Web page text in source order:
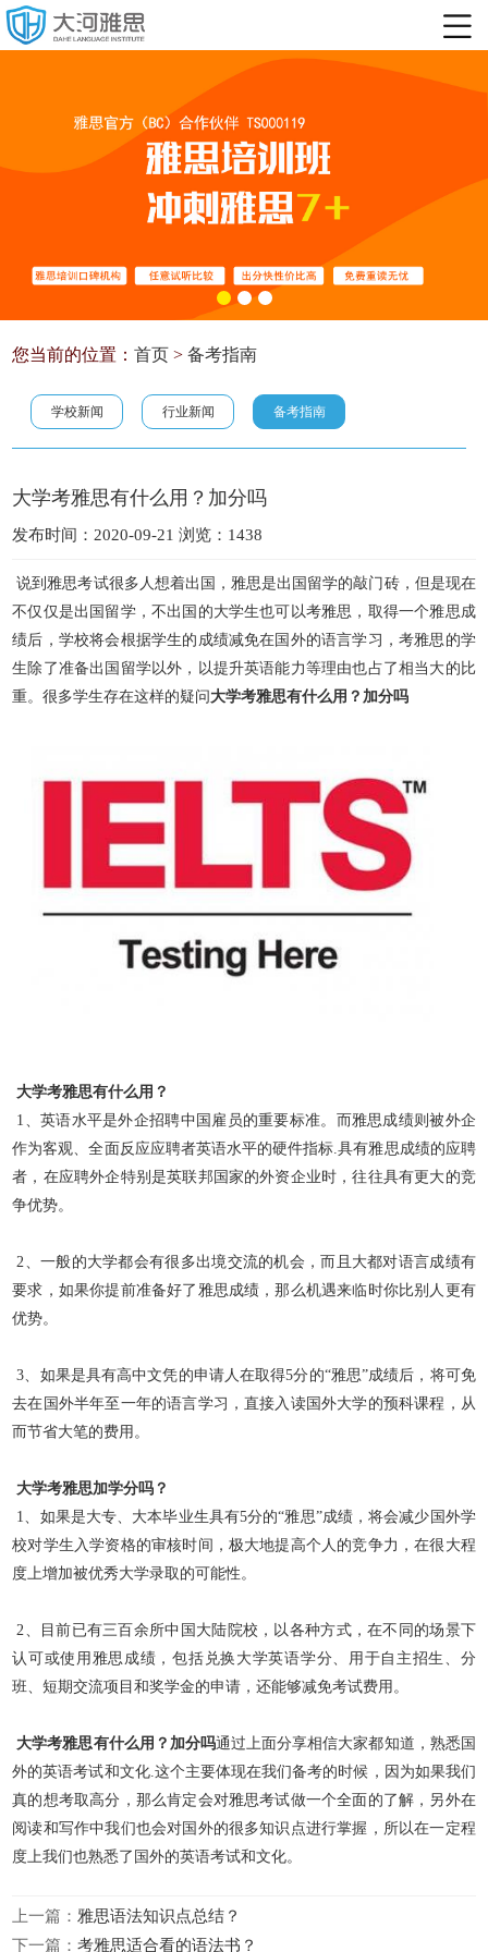
您当前的位置：首页 >备考指南
学校新闻 行业新闻 备考指南
大学考雅思有什么用？加分吗
发布时间：2020-09-21 浏览：1438
说到雅思考试很多人想着出国，雅思是出国留学的敲门砖，但是现在
不仅仅是出国留学，不出国的大学生也可以考雅思，取得一个雅思成
绩后，学校将会根据学生的成绩减免在国外的语言学习，考雅思的学
生除了准备出国留学以外，以提升英语能力等理由也占了相当大的比
重。很多学生存在这样的疑问 大学考雅思有什么用？加分吗
大学考雅思有什么用？
1、英语水平是外企招聘中国雇员的重要标准。而雅思成绩则被外企
作为客观、全面反应应聘者英语水平的硬件指标.具有雅思成绩的应聘
者，在应聘外企特别是英联邦国家的外资企业时，往往具有更大的竞
争优势。
2、一般的大学都会有很多出境交流的机会，而且大都对语言成绩有
要求，如果你提前准备好了雅思成绩，那么机遇来临时你比别人更有
优势。
3、如果是具有高中文凭的申请人在取得5分的“雅思”成绩后，将可免
去在国外半年至一年的语言学习，直接入读国外大学的预科课程，从
而节省大笔的费用。
大学考雅思加学分吗？
1、如果是大专、大本毕业生具有5分的“雅思”成绩，将会减少国外学
校对学生入学资格的审核时间，极大地提高个人的竞争力，在很大程
度上增加被优秀大学录取的可能性。
2、目前已有三百余所中国大陆院校，以各种方式，在不同的场景下
认可或使用雅思成绩，包括兑换大学英语学分、用于自主招生、分
班、短期交流项目和奖学金的申请，还能够减免考试费用。
大学考雅思有什么用？加分吗通过上面分享相信大家都知道，熟悉国
外的英语考试和文化.这个主要体现在我们备考的时候，因为如果我们
真的想考取高分，那么肯定会对雅思考试做一个全面的了解，另外在
阅读和写作中我们也会对国外的很多知识点进行掌握，所以在一定程
度上我们也熟悉了国外的英语考试和文化。
上一篇： 雅思语法知识点总结？
下一篇：考雅思适合看的语法书？